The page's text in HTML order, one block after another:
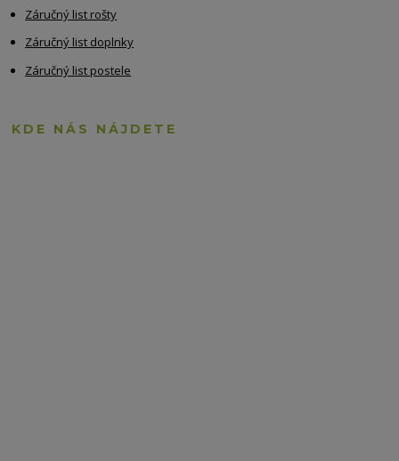
Záručný list rošty
Záručný list doplnky
Záručný list postele
KDE NÁS NÁJDETE